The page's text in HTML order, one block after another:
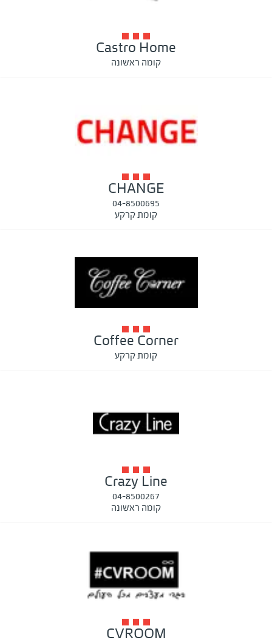
Castro Home
קומה ראשונה
CHANGE
04-8500695
קומת קרקע
Coffee Corner
קומת קרקע
Crazy Line
04-8500267
קומה ראשונה
CVROOM